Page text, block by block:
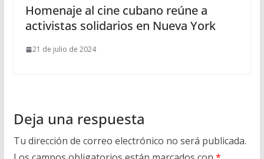
Homenaje al cine cubano reúne a
activistas solidarios en Nueva York
21 de julio de 2024
Deja una respuesta
Tu dirección de correo electrónico no será publicada.